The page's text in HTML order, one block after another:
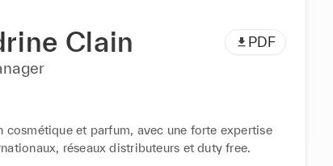
Clain PDF
cosmétique et parfum, avec une forte expertise
réseaux distributeurs et duty free.